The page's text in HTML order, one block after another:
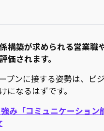
構築が求められる営業職
価されます。
プンに接する姿勢は、ビ
になるはずです。
み「コミュニケーション